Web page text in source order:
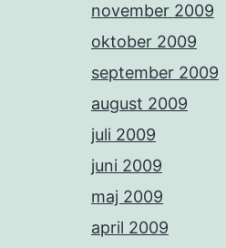
november 2009
oktober 2009
september 2009
august 2009
juli 2009
juni 2009
maj 2009
april 2009